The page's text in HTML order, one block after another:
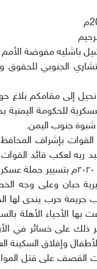
باشليه مفوضة الأمم
الجنوبي للحقوق
إلى مقامكم بلاغ
للحكومة
جنوب اليمن.
٢٠١٩م حتى ٢ يناير
حبان وعلى وجه
جريمة حرب يندى لها
بها الأحياء الأهلة
على خسائر في
وإقلاق السكينة
القصف على قتل